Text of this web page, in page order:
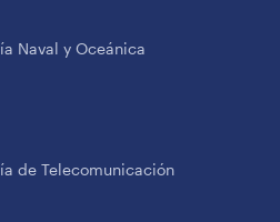
Naval y Oceánica
de Telecomunicación